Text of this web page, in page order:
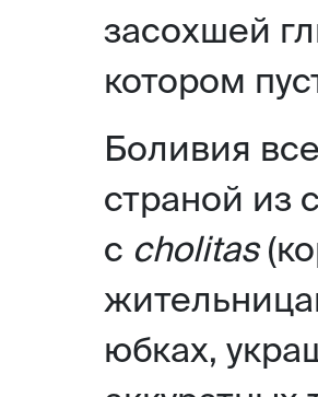
засохшей
котором
Боливия
страной из
с cholitas
юбках,